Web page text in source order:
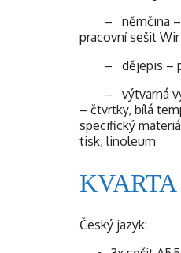
– němčina –
pracovní sešit
– dějepis –
– výtvarná
– čtvrtky, bílá
specifický
tisk, linoleum
KVARTA
Český jazyk: